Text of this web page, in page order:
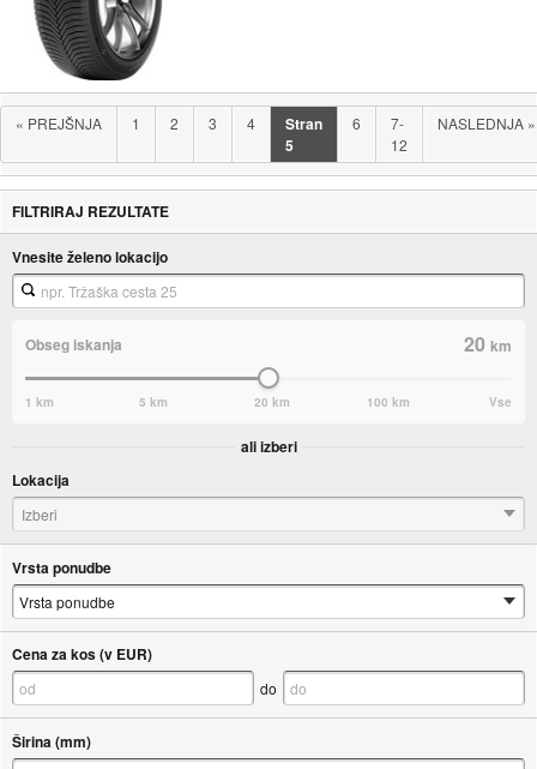
« PREJŠNJA 1 2 3 4
Stran
5
6
7-
12
NASLEDNJA »
FILTRIRAJ REZULTATE
Vnesite želeno lokacijo
Obseg iskanja 20km
1 km 5 km 20 km 100 km Vse
ali izberi
Lokacija
Izberi
Vrsta ponudbe
Cena za kos (v EUR)
do
Širina (mm)